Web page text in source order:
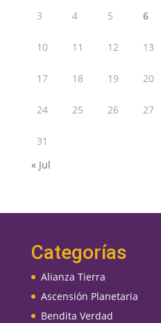
3 4 5 6
10 11 12 13
17 18 19 20
24 25 26 27
31
« Jul
Categorías
Alianza Tierra
Ascensión Planetaria
Bendita Verdad